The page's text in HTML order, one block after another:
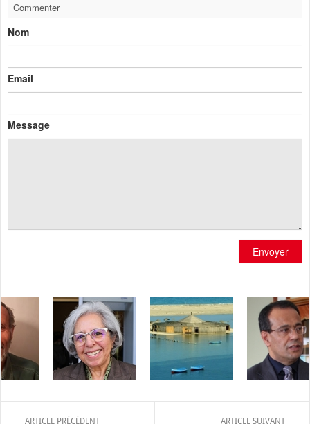
Commenter
Nom
Email
Message
Envoyer
ARTICLE PRÉCÉDENT ARTICLE SUIVANT